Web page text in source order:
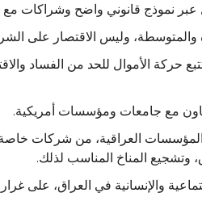
نموذج قانوني واضح وشراكات
وليس الاقتصار على
حركة الأموال للحد من الفساد
مع جامعات ومؤسسات أمريكية.
العراقية، من شركات
وتشجيع المناخ المناسب لذلك.
والإنسانية في العراق، على